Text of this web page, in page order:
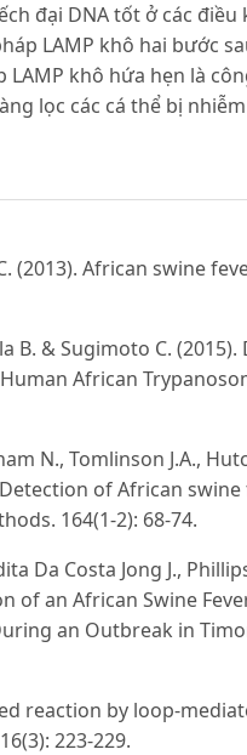
đại DNA tốt ở các điều
LAMP khô hai bước
LAMP khô hứa hẹn là
lọc các cá thể bị
(2013). African swine
B. & Sugimoto C.
African
N., Tomlinson J.A.,
Detection of African
164(1-2): 68-74.
Da Costa Jong J.,
of an African Swine
an Outbreak in
reaction by loop-
223-229.